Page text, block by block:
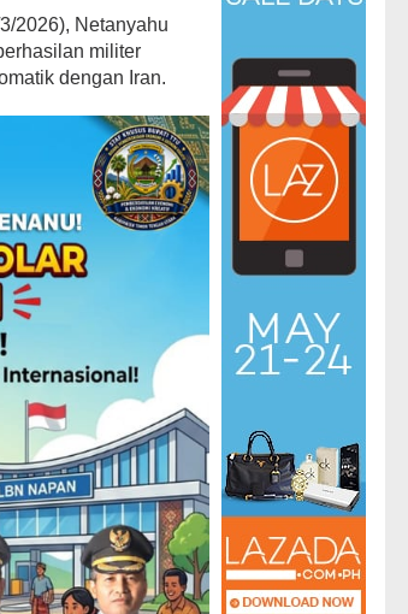
2026), Netanyahu
militer
dengan Iran.